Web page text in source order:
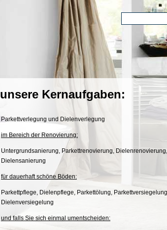
unsere Kernaufgaben:
Parkettverlegung und Dielenverlegung
im Bereich der Renovierung:
Untergrundsanierung, Parkettrenovierung,
Dielensanierung
für dauerhaft schöne Böden:
Parkettpflege, Dielenpflege, Parkettölung,
Dielenversiegelung
und falls Sie sich einmal umentscheiden: